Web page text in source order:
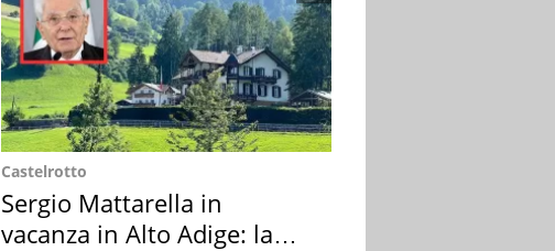
Castelrotto
Sergio Mattarella in
vacanza in Alto Adige: la